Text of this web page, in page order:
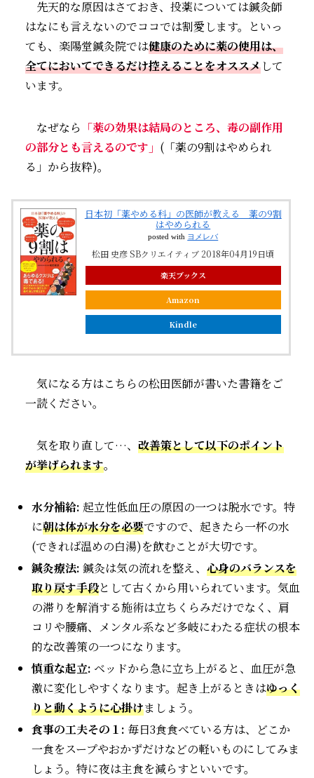
先天的な原因はさておき、投薬については鍼灸師
はなにも言えないのでココでは割愛します。といっ
ても、楽陽堂鍼灸院では健康のために薬の使用は、
全てにおいてできるだけ控えることをオススメして
います。
なぜなら 「薬の効果は結局のところ、毒の副作用
の部分とも言えるのです」 (「薬の9割はやめられ
る」から抜粋)。
日本初「薬やめる科」の医師が教える 薬の9割
はやめられる
posted with ヨメレバ
松田 史彦 SBクリエイティブ 2018年04月19日頃
楽天ブックス
Amazon
Kindle
気になる方はこちらの松田医師が書いた書籍をご
一読ください。
気を取り直して…、 改善策として以下のポイント
が挙げられます。
水分補給: 起立性低血圧の原因の一つは脱水です。特
に朝は体が水分を必要ですので、起きたら一杯の水
(できれば温めの白湯)を飲むことが大切です。
鍼灸療法: 鍼灸は気の流れを整え、心身のバランスを
取り戻す手段として古くから用いられています。気血
の滞りを解消する施術は立ちくらみだけでなく、肩
コリや腰痛、メンタル系など多岐にわたる症状の根本
的な改善策の一つになります。
慎重な起立: ベッドから急に立ち上がると、血圧が急
激に変化しやすくなります。起き上がるときはゆっく
りと動くように心掛けましょう。
食事の工夫その１: 毎日3食食べている方は、どこか
一食をスープやおかずだけなどの軽いものにしてみま
しょう。特に夜は主食を減らすといいです。